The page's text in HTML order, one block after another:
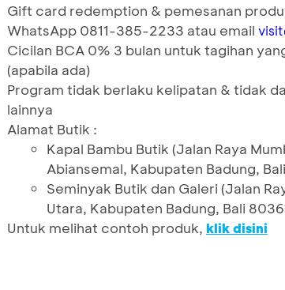
Gift card redemption & pemesanan
WhatsApp 0811-385-2233 atau email
Cicilan BCA 0% 3 bulan untuk tagihan
(apabila ada)
Program tidak berlaku kelipatan & tidak
lainnya
Alamat Butik :
Kapal Bambu Butik (Jalan Raya
Abiansemal, Kabupaten Badung,
Seminyak Butik dan Galeri (Jalan
Utara, Kabupaten Badung, Bali
Untuk melihat contoh produk, klik disini